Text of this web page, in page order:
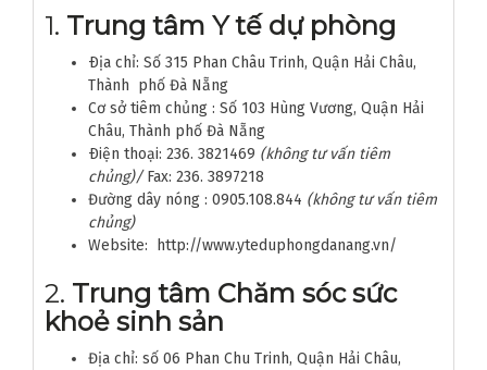
1. Trung tâm Y tế dự phòng
Ðịa chỉ: Số 315 Phan Châu Trinh, Quận Hải Châu,
Thành phố Đà Nẵng
Cơ sở tiêm chủng : Số 103 Hùng Vương, Quận Hải
Châu, Thành phố Đà Nẵng
Ðiện thoại: 236. 3821469 (không tư vấn tiêm
chủng)/Fax: 236. 3897218
Đường dây nóng : 0905.108.844 (không tư vấn tiêm
chủng)
Website: http://www.yteduphongdanang.vn/
2. Trung tâm Chăm sóc sức
khoẻ sinh sản
Địa chỉ: số 06 Phan Chu Trinh, Quận Hải Châu,